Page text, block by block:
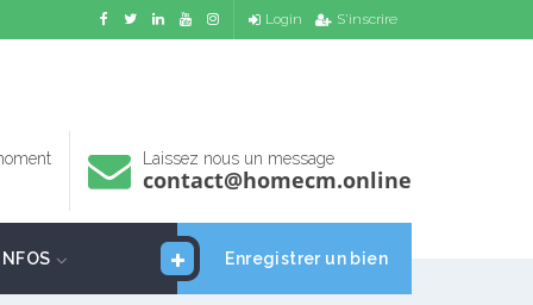
Login S'inscrire
Laissez nous un message
contact@homecm.online
Enregistrer un bien
INFOS